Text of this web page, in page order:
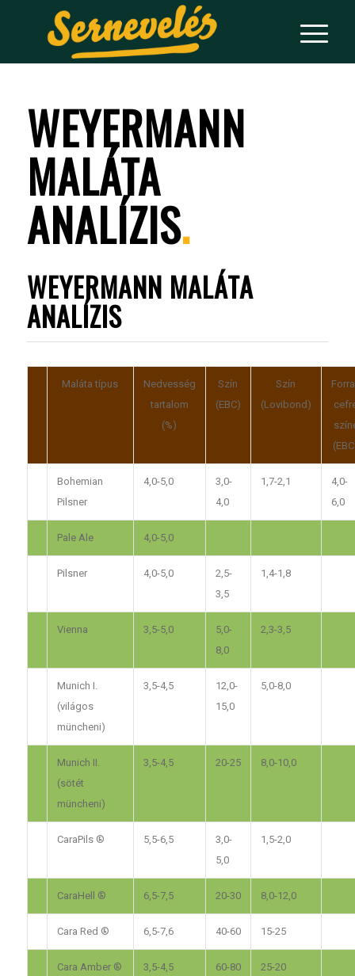
WEYERMANN
MALÁTA
ANALÍZIS.
WEYERMANN MALÁTA
ANALÍZIS
Maláta típus
Nedvesség
tartalom
(%)
Szín
(EBC)
Szín
(Lovibond)
Bohemian
Pilsner
4,0-5,0
3,0-
4,0
1,7-2,1
4,0-
6,0
Pale Ale 4,0-5,0
Pilsner 4,0-5,0
2,5-
3,5
1,4-1,8
Vienna 3,5-5,0
5,0-
8,0
2,3-3,5
Munich I.
(világos
müncheni)
3,5-4,5
12,0-
15,0
5,0-8,0
Munich II.
(sötét
müncheni)
3,5-4,5 20-25 8,0-10,0
CaraPils ® 5,5-6,5
3,0-
5,0
1,5-2,0
CaraHell ® 6,5-7,5 20-30 8,0-12,0
Cara Red ® 6,5-7,6 40-60 15-25
Cara Amber ® 3,5-4,5 60-80 25-20